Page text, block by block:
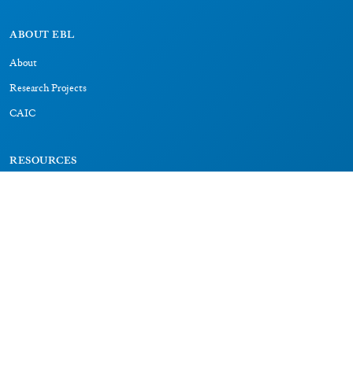
ABOUT EBL
About
Research Projects
CAIC
RESOURCES